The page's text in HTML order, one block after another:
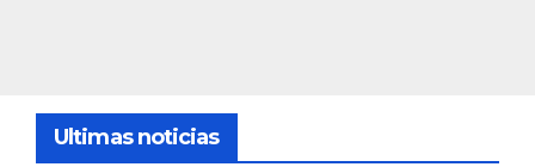
Ultimas noticias